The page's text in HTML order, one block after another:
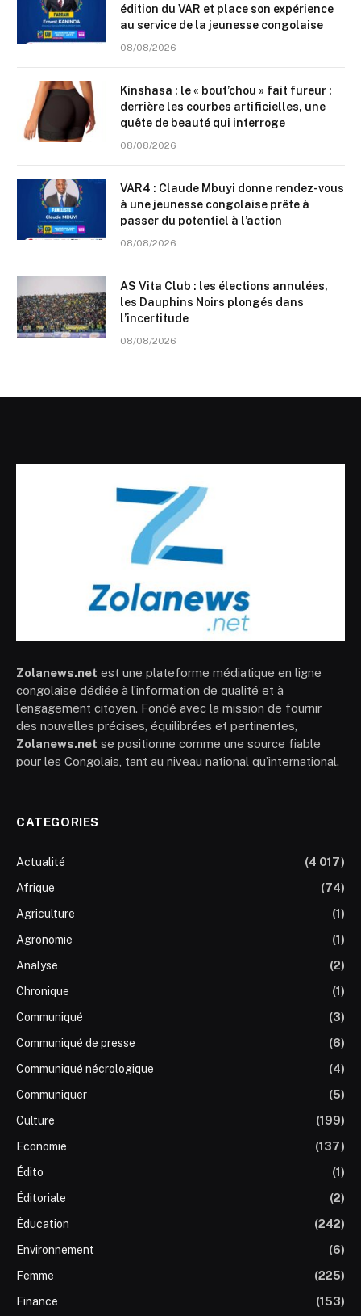
édition du VAR et place son expérience
au service de la jeunesse congolaise
08/08/2026
Kinshasa : le « bout’chou » fait fureur :
derrière les courbes artificielles, une
quête de beauté qui interroge
08/08/2026
VAR4 : Claude Mbuyi donne rendez-vous
à une jeunesse congolaise prête à
passer du potentiel à l’action
08/08/2026
AS Vita Club : les élections annulées,
les Dauphins Noirs plongés dans
l’incertitude
08/08/2026
Zolanews.net est une plateforme médiatique en ligne
congolaise dédiée à l’information de qualité et à
l’engagement citoyen. Fondé avec la mission de fournir
des nouvelles précises, équilibrées et pertinentes,
Zolanews.net se positionne comme une source fiable
pour les Congolais, tant au niveau national qu’international.
CATEGORIES
Actualité
(4 017)
Afrique
(74)
Agriculture
(1)
Agronomie
(1)
Analyse
(2)
Chronique
(1)
Communiqué
(3)
Communiqué de presse
(6)
Communiqué nécrologique
(4)
Communiquer
(5)
Culture
(199)
Economie
(137)
Édito
(1)
Éditoriale
(2)
Éducation
(242)
Environnement
(6)
Femme
(225)
Finance
(153)